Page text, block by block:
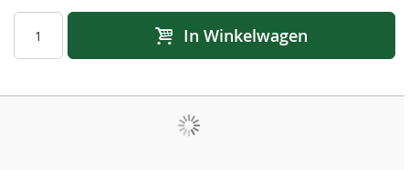
In Winkelwagen